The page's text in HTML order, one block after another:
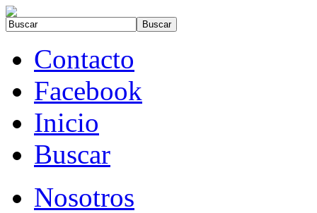
Contacto
Facebook
Inicio
Buscar
Nosotros